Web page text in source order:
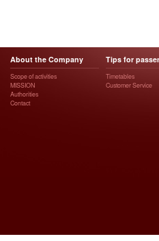
About the Company
Scope of activities
MISSION
Authorities
Contact
Tips for
Timetables
Customer Service